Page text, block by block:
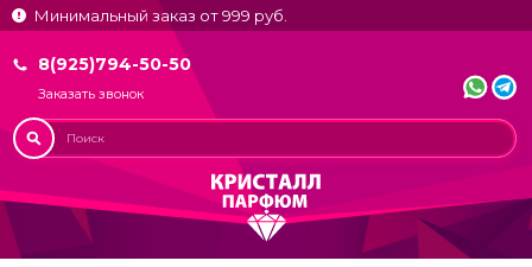
Минимальный заказ от 999 руб.
8(925)794-50-50
Заказать звонок